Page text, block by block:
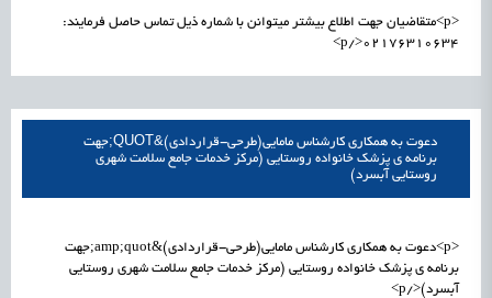
<p>متقاضیان جهت اطلاع بیشتر میتوانن با شماره ذیل تماس حاصل فرمایند:
۰۲۱۷۶۳۱۰۶۳۴</p>
دعوت به همکاری کارشناس مامایی(طرحی-قراردادی)&QUOT;جهت
برنامه ی پزشک خانواده روستایی (مرکز خدمات جامع سلامت شهری
روستایی آبسرد)
<p>دعوت به همکاری کارشناس مامایی(طرحی-قراردادی)&amp;quot;جهت
برنامه ی پزشک خانواده روستایی (مرکز خدمات جامع سلامت شهری روستایی
آبسرد)</p>